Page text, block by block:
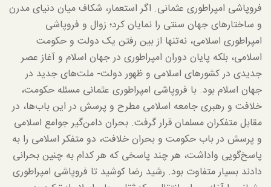
فروپاشی امپراطوری عثمانی. اگر استعمار، شکاف میان دنیای مدرن
و ساختارهای جهان سنتی را نمایان کرد؛ زوال و فروپاشی
امپراطوری اسلامی، نه‌تنها از بین رفتن یک دولت و حکومت
اسلامی، بلکه پایان دوران امپراطوری در جهان اسلام و آغاز عصر
جدیدی در کشورهای اسلامی و ظهور دولت- ملت‌های جدید در
جهان اسلام بود. با فروپاشی امپراطوری عثمانی مسئله حکومت،
خلافت و رهبری جامعه اسلامی مطرح و پرسش در این باب‌ها، در
مقابل متفکران مسلمان قرار گرفت. بحران دامن‌گیر جوامع اسلامی
و پرسش در باب حکومت و بحران خلافت، دو متفکر اسلامی را به
پاسخ‌گویی واداشت، هر چند پاسخی که هر کدام به چنین بحرانی
دادند بسیار متفاوت بود. رشید رضا کوشید تا فروپاشی امپراطوری